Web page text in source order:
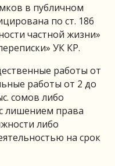
в публичном
по ст. 186
частной жизни»
УК КР.
работы от
работы от 2 до
сомов либо
лишением права
либо
на срок